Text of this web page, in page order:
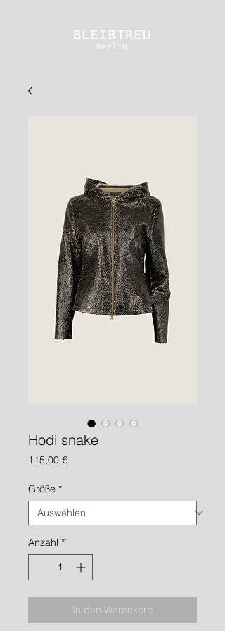
Hodi snake
115,00 €Preis
Größe *
Anzahl *
In den Warenkorb